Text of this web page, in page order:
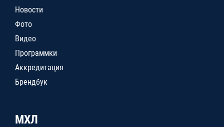
Новости
Фото
Видео
Программки
Аккредитация
Брендбук
МХЛ